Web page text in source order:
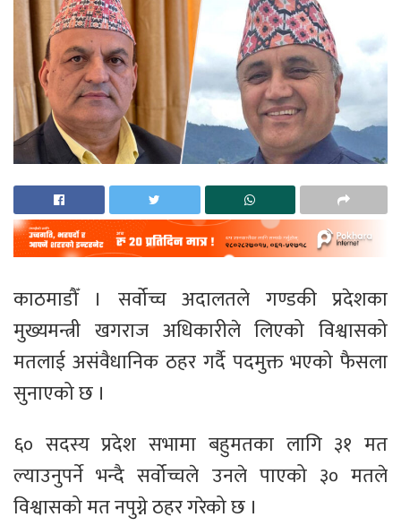
काठमाडौँ । सर्वोच्च अदालतले गण्डकी प्रदेशका
मुख्यमन्त्री खगराज अधिकारीले लिएको विश्वासको
मतलाई असंवैधानिक ठहर गर्दै पदमुक्त भएको फैसला
सुनाएको छ ।
६० सदस्य प्रदेश सभामा बहुमतका लागि ३१ मत
ल्याउनुपर्ने भन्दै सर्वोच्चले उनले पाएको ३० मतले
विश्वासको मत नपुग्ने ठहर गरेको छ ।